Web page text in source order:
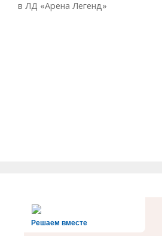
в ЛД «Арена Легенд»
Решаем вместе